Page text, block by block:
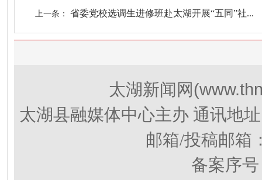
上一条： 省委党校选调生进修班赴太湖开展“五同”社...
太湖新闻网
太湖县融媒体中心主办 通讯地
邮箱/投稿邮箱
备案序